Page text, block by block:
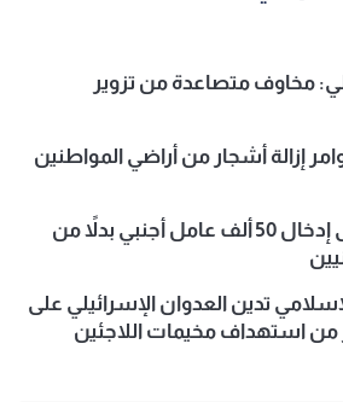
مخاوف متصاعدة من تزوير
يصدر 8 أوامر إزالة أشجار من أراضي المواطنين
نتنياهو يوافق على إدخال 50 ألف عامل أجنبي بدلاً من
تدين العدوان الإسرائيلي على
من استهداف مخيمات اللاجئين